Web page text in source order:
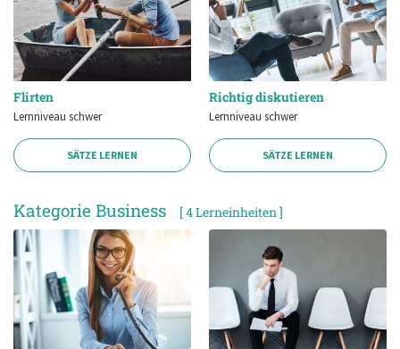
Flirten
Lernniveau schwer
SÄTZE LERNEN
Richtig diskutieren
Lernniveau schwer
SÄTZE LERNEN
Kategorie Business [ 4 Lerneinheiten ]